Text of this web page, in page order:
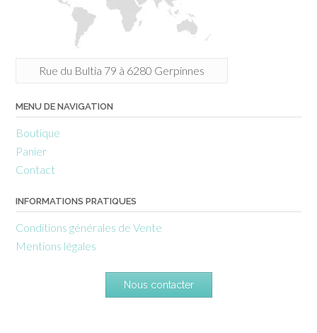
Rue du Bultia 79 à 6280 Gerpinnes
MENU DE NAVIGATION
Boutique
Panier
Contact
INFORMATIONS PRATIQUES
Conditions générales de Vente
Mentions légales
Nous contacter